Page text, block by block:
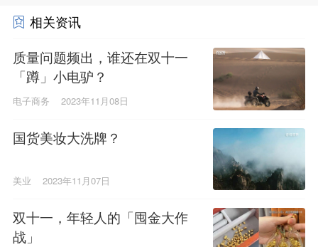
相关资讯
质量问题频出，谁还在双十一
「蹲」小电驴？
电子商务 2023年11月08日
国货美妆大洗牌？
美业 2023年11月07日
双十一，年轻人的「囤金大作
战」